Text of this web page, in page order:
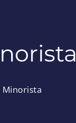
Minorista